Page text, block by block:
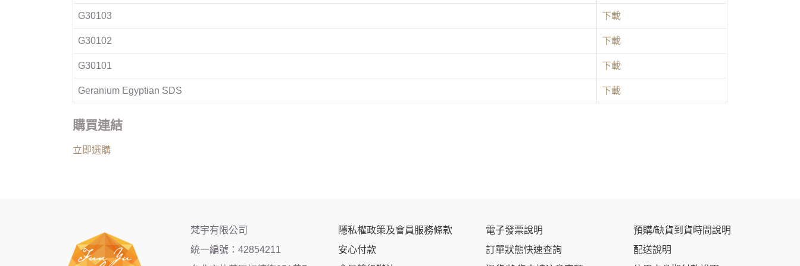
G30103 下載
G30102 下載
G30101 下載
Geranium Egyptian SDS 下載
購買連結
立即選購
梵宇有限公司
統一編號：42854211
隱私權政策及會員服務條款
安心付款
電子發票說明
訂單狀態快速查詢
預購/缺貨到貨時間說明
配送說明